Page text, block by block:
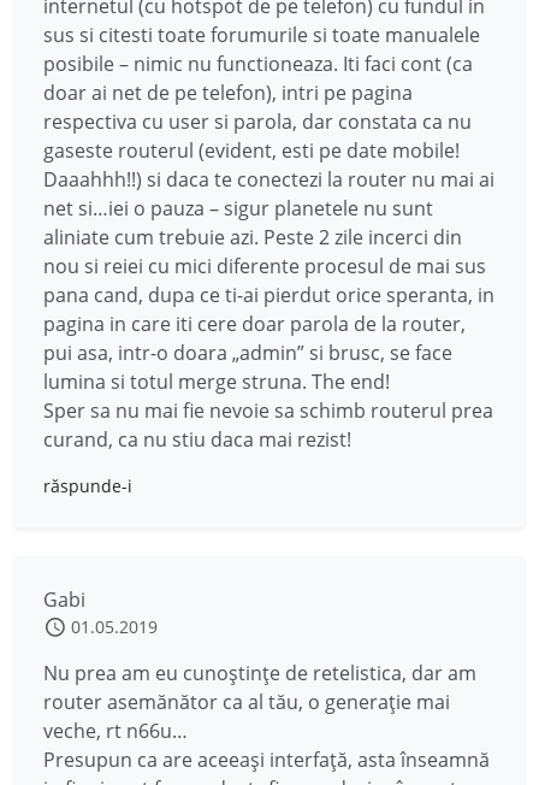
internetul (cu hotspot de pe telefon) cu fundul in
sus si citesti toate forumurile si toate manualele
posibile – nimic nu functioneaza. Iti faci cont (ca
doar ai net de pe telefon), intri pe pagina
respectiva cu user si parola, dar constata ca nu
gaseste routerul (evident, esti pe date mobile!
Daaahhh!!) si daca te conectezi la router nu mai ai
net si…iei o pauza – sigur planetele nu sunt
aliniate cum trebuie azi. Peste 2 zile incerci din
nou si reiei cu mici diferente procesul de mai sus
pana cand, dupa ce ti-ai pierdut orice speranta, in
pagina in care iti cere doar parola de la router,
pui asa, intr-o doara „admin” si brusc, se face
lumina si totul merge struna. The end!
Sper sa nu mai fie nevoie sa schimb routerul prea
curand, ca nu stiu daca mai rezist!
răspunde-i
Gabi
01.05.2019
Nu prea am eu cunoștințe de retelistica, dar am
router asemănător ca al tău, o generație mai
veche, rt n66u…
Presupun ca are aceeași interfață, asta înseamnă